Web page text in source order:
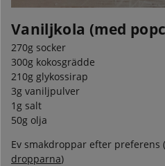
Vaniljkola (med
270g socker
300g kokosgrädde
210g glykossirap
3g vaniljpulver
1g salt
50g olja
Ev smakdroppar efter preferens
dropparna)